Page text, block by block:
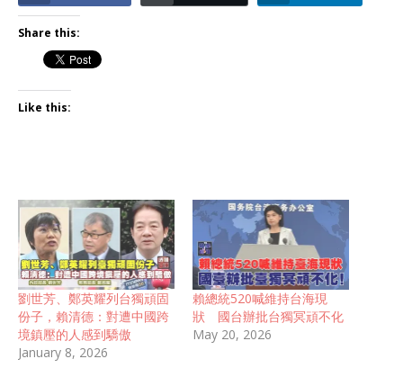
Share this:
Like this:
劉世芳、鄭英耀列台獨頑固
份子，賴清德：對遭中國跨
境鎮壓的人感到驕傲
January 8, 2026
賴總統520喊維持台海現
狀 國台辦批台獨冥頑不化
May 20, 2026